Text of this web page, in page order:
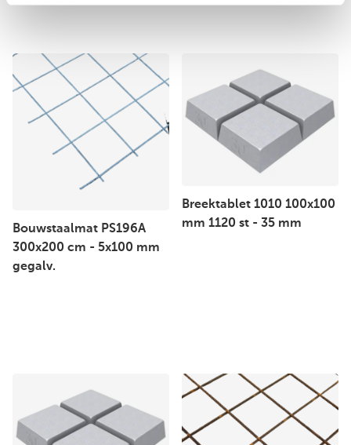
Bouwstaalmat PS196A
300x200 cm - 5x100 mm
gegalv.
Breektablet 1010 100x100
mm 1120 st - 35 mm